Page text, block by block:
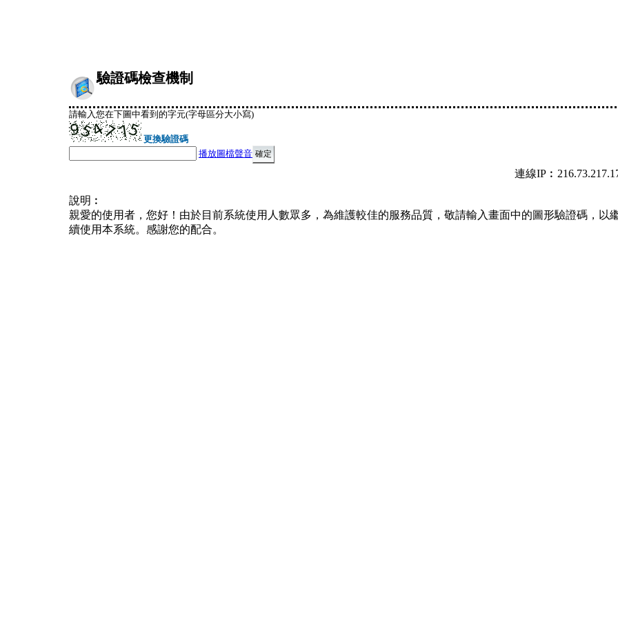
驗證碼檢查機制
請輸入您在下圖中看到的字元(字母區分大小寫)
更換驗證碼
播放圖檔聲音
連線
說明︰
親愛的使用者，您好！由於目前系統使用人數眾多，為維護較佳的服務品質，敬請輸入畫面中的圖形驗證碼，以
續使用本系統。感謝您的配合。